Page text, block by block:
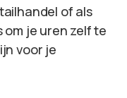
of als
om je uren zelf te
voor je